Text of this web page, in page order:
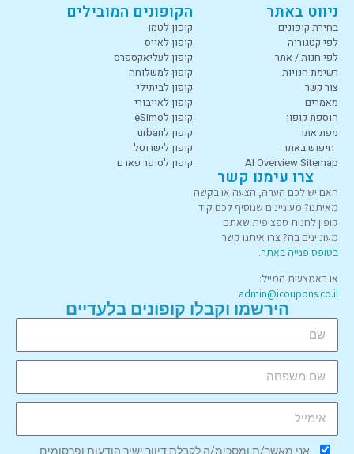
ניווט באתר
בחירת קופונים
לפי קטגוריה
לפי חנות / אתר
רשימת חנויות
צור קשר
מאמרים
הוספת קופון
מפת אתר
חיפוש באתר
AI Overview Sitemap
הקופונים המובילים
קופון לטמו
קופון לאייס
קופון לעליאקספרס
קופון למשלוחה
קופון לביתילי
קופון לאייבורי
קופון לeSimo
קופון לurban
קופון לישרוטל
קופון לסופר פארם
צרו עימנו קשר
האם יש לכם הערה, הצעה או בקשה
מאיתנו? מעוניינים שנוסיף לכם קוד
קופון לחנות ספציפית שאתם
מעוניינים בה? צרו איתנו קשר
בטופס פנייה באתר.
או באמצעות המייל:
admin@icoupons.co.il
הירשמו וקבלו קופונים בלעדיים
אני מאשר/ת ומסכימ/ה לקבלת דיוור ישיר הודעות ופרסומים